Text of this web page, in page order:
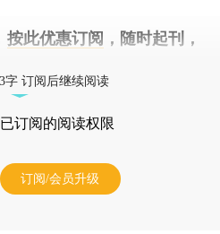
按此优惠订阅 ，随时起刊，
字 订阅后继续阅读
订阅的阅读权限
订阅/会员升级